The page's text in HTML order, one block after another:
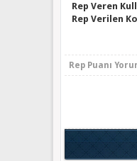
Rep Veren
Rep Verilen
Rep Puanı